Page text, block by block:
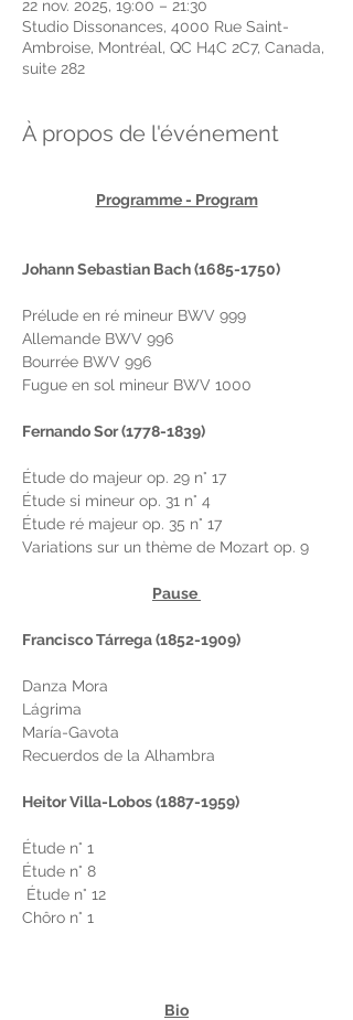
22 nov. 2025, 19:00 – 21:30
Studio Dissonances, 4000 Rue Saint-
Ambroise, Montréal, QC H4C 2C7, Canada,
suite 282
À propos de l'événement
Programme - Program
Johann Sebastian Bach (1685-1750)
Prélude en ré mineur BWV 999
Allemande BWV 996
Bourrée BWV 996
Fugue en sol mineur BWV 1000
Fernando Sor (1778-1839)
Étude do majeur op. 29 n° 17
Étude si mineur op. 31 n° 4
Étude ré majeur op. 35 n° 17
Variations sur un thème de Mozart op. 9
Pause
Francisco Tárrega (1852-1909)
Danza Mora
Lágrima
María-Gavota
Recuerdos de la Alhambra
Heitor Villa-Lobos (1887-1959)
Étude n° 1
Étude n° 8
Étude n° 12
Chôro n° 1
Bio